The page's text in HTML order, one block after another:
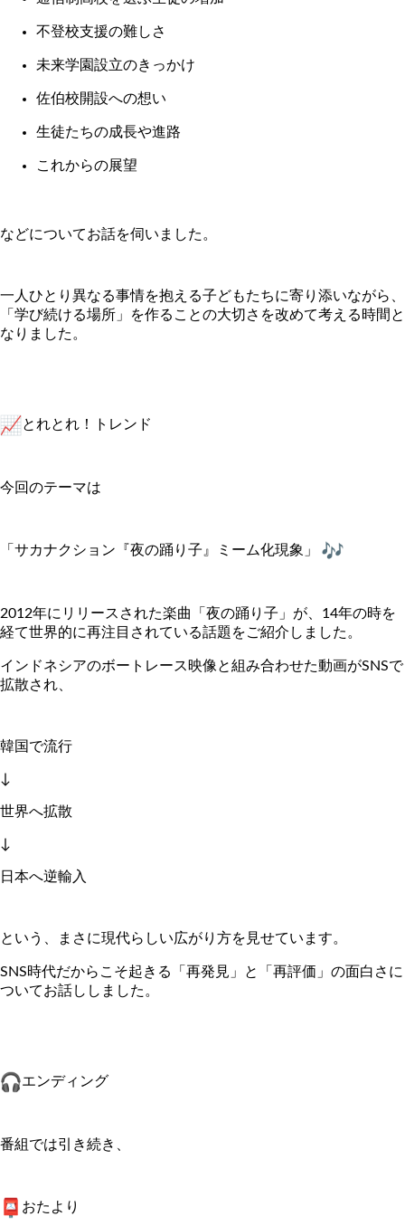
不登校支援の難しさ
未来学園設立のきっかけ
佐伯校開設への想い
生徒たちの成長や進路
これからの展望
などについてお話を伺いました。
一人ひとり異なる事情を抱える子どもたちに寄り添いながら、
「 学び続ける場所」
を作ることの大切さを改めて考える時間と
なりました。
とれとれ！トレンド
今回のテーマは
「サカナクション『夜の踊り子』ミーム化現象」
2012年にリリースされた楽曲「夜の踊り子」が、 14年の時を
経て世界的に再注目されている話題をご紹介しました 。
インドネシアのボートレース映像と組み合わせた動画がSNSで
拡散され、
韓国で流行
↓
世界へ拡散
↓
日本へ逆輸入
という、まさに現代らしい広がり方を見せています。
SNS時代だからこそ起きる「再発見」と「再評価」 の面白さに
ついてお話ししました。
エンディング
番組では引き続き、
おたより